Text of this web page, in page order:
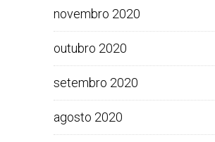
novembro 2020
outubro 2020
setembro 2020
agosto 2020